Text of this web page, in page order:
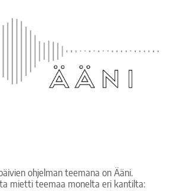
ohjelman teemana on Ääni.
mietti teemaa monelta eri kantilta: